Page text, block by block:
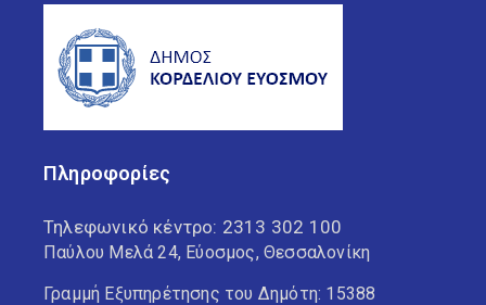
Πληροφορίες
Τηλεφωνικό κέντρο: 2313 302 100
Παύλου Μελά 24, Εύοσμος, Θεσσαλονίκη
Γραμμή Εξυπηρέτησης του Δημότη: 15388